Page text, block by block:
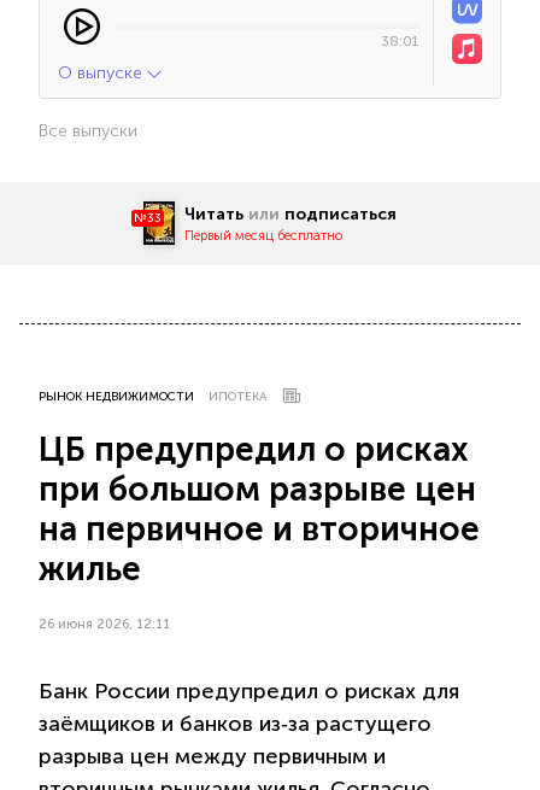
38:01
О выпуске
Все выпуски
№33 Читать или подписаться
Первый месяц бесплатно
РЫНОК НЕДВИЖИМОСТИ ИПОТЕКА
ЦБ предупредил о рисках
при большом разрыве цен
на первичное и вторичное
жилье
26 июня 2026, 12:11
Банк России предупредил о рисках для
заёмщиков и банков из‑за растущего
разрыва цен между первичным и